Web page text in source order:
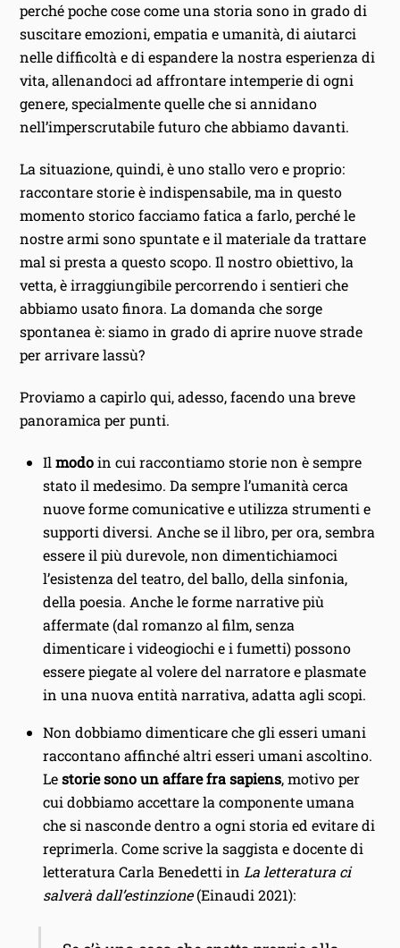
perché poche cose come una storia sono in grado di
suscitare emozioni, empatia e umanità, di aiutarci
nelle difficoltà e di espandere la nostra esperienza di
vita, allenandoci ad affrontare intemperie di ogni
genere, specialmente quelle che si annidano
nell’imperscrutabile futuro che abbiamo davanti.
La situazione, quindi, è uno stallo vero e proprio:
raccontare storie è indispensabile, ma in questo
momento storico facciamo fatica a farlo, perché le
nostre armi sono spuntate e il materiale da trattare
mal si presta a questo scopo. Il nostro obiettivo, la
vetta, è irraggiungibile percorrendo i sentieri che
abbiamo usato finora. La domanda che sorge
spontanea è: siamo in grado di aprire nuove strade
per arrivare lassù?
Proviamo a capirlo qui, adesso, facendo una breve
panoramica per punti.
Il modoin cui raccontiamo storie non è sempre
stato il medesimo. Da sempre l’umanità cerca
nuove forme comunicative e utilizza strumenti e
supporti diversi. Anche se il libro, per ora, sembra
essere il più durevole, non dimentichiamoci
l’esistenza del teatro, del ballo, della sinfonia,
della poesia. Anche le forme narrative più
affermate (dal romanzo al film, senza
dimenticare i videogiochi e i fumetti) possono
essere piegate al volere del narratore e plasmate
in una nuova entità narrativa, adatta agli scopi.
Non dobbiamo dimenticare che gli esseri umani
raccontano affinché altri esseri umani ascoltino.
Lestorie sono un affare fra sapiens, motivo per
cui dobbiamo accettare la componente umana
che si nasconde dentro a ogni storia ed evitare di
reprimerla. Come scrive la saggista e docente di
letteratura Carla Benedetti in La letteratura ci
salverà dall’estinzione(Einaudi 2021):